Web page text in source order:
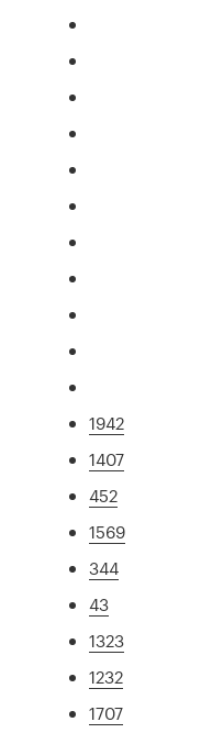
1942
1407
452
1569
344
43
1323
1232
1707